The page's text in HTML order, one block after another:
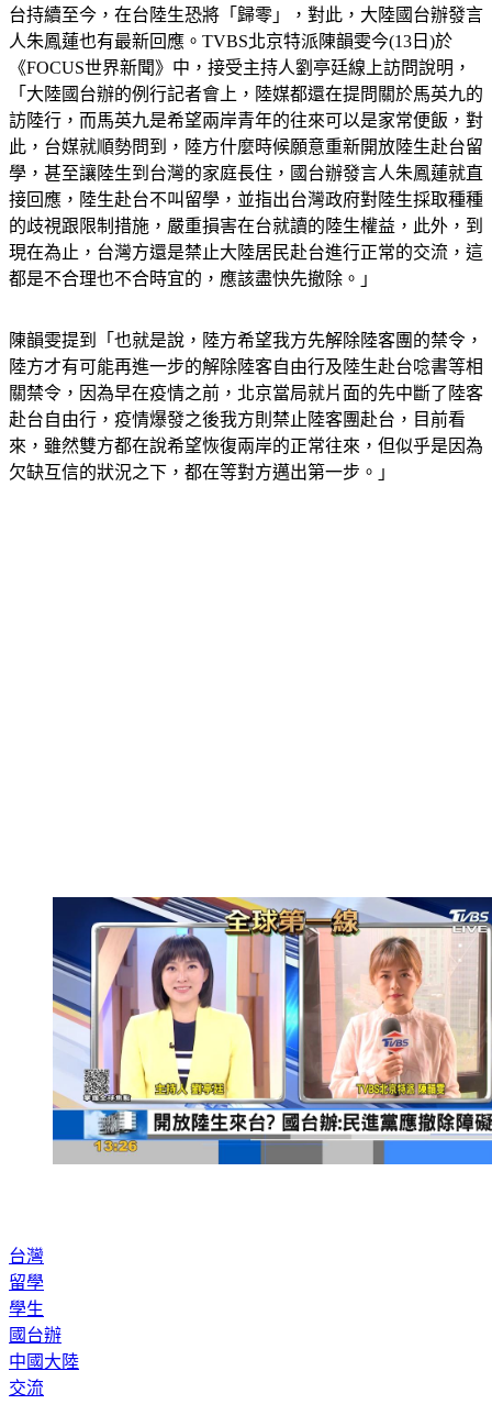
流能恢復以往，而自從大陸在2020年4月宣布禁止大陸學生來
台持續至今，在台陸生恐將「歸零」，對此，大陸國台辦發言
人朱鳳蓮也有最新回應。TVBS北京特派陳韻雯今(13日)於
《FOCUS世界新聞》中，接受主持人劉亭廷線上訪問說明，
「大陸國台辦的例行記者會上，陸媒都還在提問關於馬英九的
訪陸行，而馬英九是希望兩岸青年的往來可以是家常便飯，對
此，台媒就順勢問到，陸方什麼時候願意重新開放陸生赴台留
學，甚至讓陸生到台灣的家庭長住，國台辦發言人朱鳳蓮就直
接回應，陸生赴台不叫留學，並指出台灣政府對陸生採取種種
的歧視跟限制措施，嚴重損害在台就讀的陸生權益，此外，到
現在為止，台灣方還是禁止大陸居民赴台進行正常的交流，這
陳韻雯提到「也就是說，陸方希望我方先解除陸客團的禁令，
陸方才有可能再進一步的解除陸客自由行及陸生赴台唸書等相
關禁令，因為早在疫情之前，北京當局就片面的先中斷了陸客
赴台自由行，疫情爆發之後我方則禁止陸客團赴台，目前看
來，雖然雙方都在說希望恢復兩岸的正常往來，但似乎是因為
台灣
留學
學生
國台辦
中國大陸